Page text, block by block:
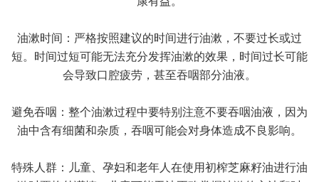
油漱时间：严格按照建议的时间进行油漱，不要过长或过
短。时间过短可能无法充分发挥油漱的效果，时间过长可能
会导致口腔疲劳，甚至吞咽部分油液。
避免吞咽：整个油漱过程中要特别注意不要吞咽油液，因为
油中含有细菌和杂质，吞咽可能会对身体造成不良影响。
特殊人群：儿童、孕妇和老年人在使用初榨芝麻籽油进行油